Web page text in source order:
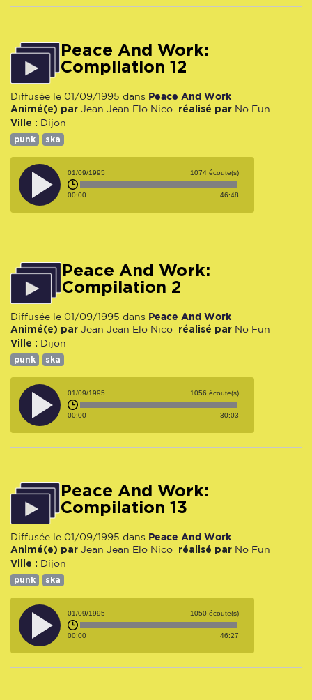
Peace And Work:
Compilation 12
Diffusée le 01/09/1995 dans Peace And Work
Animé(e) par Jean Jean Elo Nico réalisé par No Fun
Ville : Dijon
punk ska
01/09/1995 1074 écoute(s)
00:00 46:48
Peace And Work:
Compilation 2
Diffusée le 01/09/1995 dans Peace And Work
Animé(e) par Jean Jean Elo Nico réalisé par No Fun
Ville : Dijon
punk ska
01/09/1995 1056 écoute(s)
00:00 30:03
Peace And Work:
Compilation 13
Diffusée le 01/09/1995 dans Peace And Work
Animé(e) par Jean Jean Elo Nico réalisé par No Fun
Ville : Dijon
punk ska
01/09/1995 1050 écoute(s)
00:00 46:27